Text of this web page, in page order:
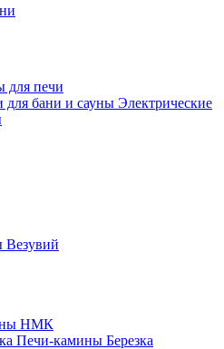
для печи
Электрические
НМК
Печи-камины Березка